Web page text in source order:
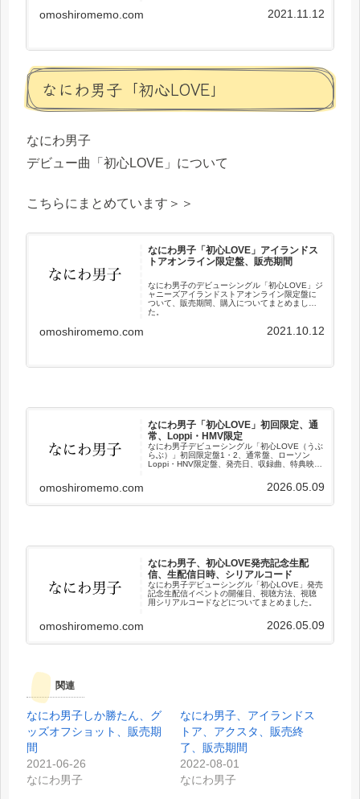
omoshiromemo.com 2021.11.12
なにわ男子「初心LOVE」
なにわ男子
デビュー曲「初心LOVE」について
こちらにまとめています＞＞
なにわ男子「初心LOVE」アイランドス
トアオンライン限定盤、販売期間
なにわ男子のデビューシングル「初心LOVE」ジ
ャニーズアイランドストアオンライン限定盤に
ついて、販売期間、購入についてまとめまし
た。
omoshiromemo.com 2021.10.12
なにわ男子「初心LOVE」初回限定、通
常、Loppi・HMV限定
なにわ男子デビューシングル「初心LOVE（うぶ
らぶ）」初回限定盤1・2、通常盤、ローソン
Loppi・HNV限定盤、発売日、収録曲、特典映像
omoshiromemo.com 2026.05.09
なにわ男子、初心LOVE発売記念生配
信、生配信日時、シリアルコード
なにわ男子デビューシングル「初心LOVE」発売
記念生配信イベントの開催日、視聴方法、視聴
用シリアルコードなどについてまとめました。
omoshiromemo.com 2026.05.09
関連
なにわ男子しか勝たん、グ
ッズオフショット、販売期
間
2021-06-26
なにわ男子
なにわ男子、アイランドス
トア、アクスタ、販売終
了、販売期間
2022-08-01
なにわ男子